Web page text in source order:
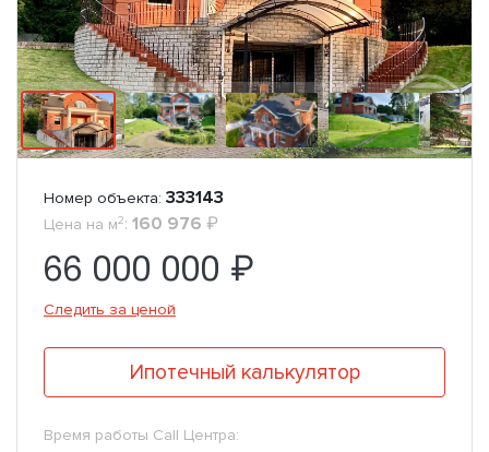
Номер объекта: 333143
Цена на м2: 160 976 ₽
66 000 000 ₽
Следить за ценой
Ипотечный калькулятор
Время работы Call Центра: